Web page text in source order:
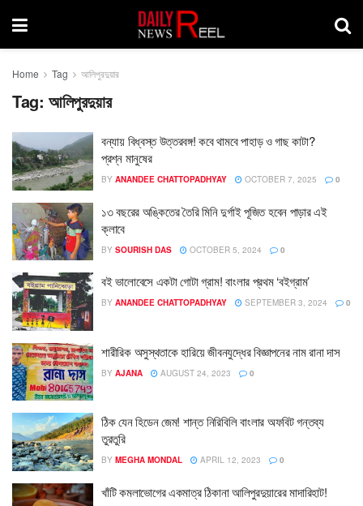
Home Tag আলিপুরদুয়ার
Tag: আলিপুরদুয়ার
বন্যায় বিধ্বস্ত উত্তরবঙ্গ! কবে থামবে পাহাড় ও গাছ কাটা?
প্রশ্ন মানুষের
BY ANANDEE CHATTOPADHYAY OCTOBER 7, 2025 0
১৩ বছরের অঙ্কিতের তৈরি মিনি দুর্গাই পূজিত হবেন পাড়ার এই
ক্লাবে
BY SOURISH DAS OCTOBER 5, 2024 0
বই ভালোবেসে একটা গোটা গ্রাম! বাংলার প্রথম ‘বইগ্রাম’
BY ANANDEE CHATTOPADHYAY SEPTEMBER 3, 2024 0
শারীরিক অসুস্থতাকে হারিয়ে জীবনযুদ্ধের বিজ্ঞাপনের নাম রানা দাস
BY AJANA AUGUST 24, 2023 0
ঠিক যেন হিডেন জেম! শান্ত নিরিবিলি বাংলার অফবিট গন্তব্য
তুরতুরি
BY MEGHA MONDAL APRIL 12, 2023 0
খাঁটি কমলাভোগের একমাত্র ঠিকানা আলিপুরদুয়ারের মাদারিহাট!